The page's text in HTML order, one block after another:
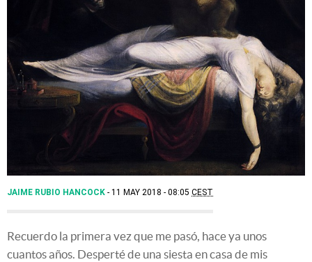
JAIME RUBIO HANCOCK 11 MAY 2018 - 08:05 CEST
Recuerdo la primera vez que me pasó, hace ya unos
cuantos años. Desperté de una siesta en casa de mis